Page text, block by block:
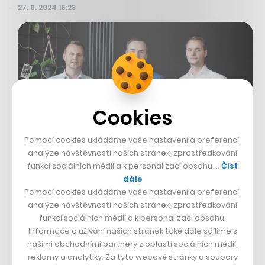
27. 6. 2024 16:23
Brněnští Purple Ventures rozbíhají
druhý fond, třem startupům poslali
desítky milionů korun
PETER BREJČÁK
Cookies
Pomocí cookies ukládáme vaše nastavení a preferencí,
analýze návštěvnosti našich stránek, zprostředkování
funkcí sociálních médií a k personalizaci obsahu … Číst
dále
Pomocí cookies ukládáme vaše nastavení a preferencí,
analýze návštěvnosti našich stránek, zprostředkování
funkcí sociálních médií a k personalizaci obsahu.
Informace o užívání našich stránek také dále sdílíme s
našimi obchodními partnery z oblasti sociálních médií,
reklamy a analytiky. Za tyto webové stránky a soubory